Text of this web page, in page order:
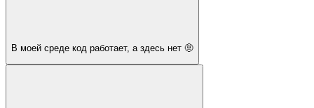
В моей среде код работает, а здесь нет 🤨